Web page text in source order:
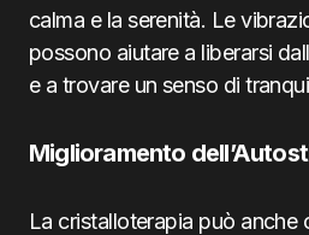
calma e la serenità. Le
possono aiutare a liberarsi
e a trovare un senso di
Miglioramento
La cristalloterapia può anche